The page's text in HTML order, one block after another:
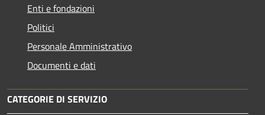
Enti e fondazioni
Politici
Personale Amministrativo
Documenti e dati
CATEGORIE DI SERVIZIO